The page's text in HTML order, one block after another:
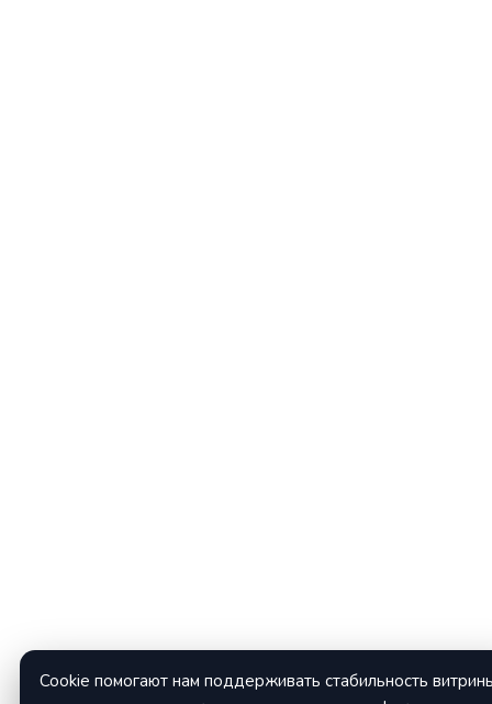
Cookie помогают нам поддерживать стабильность